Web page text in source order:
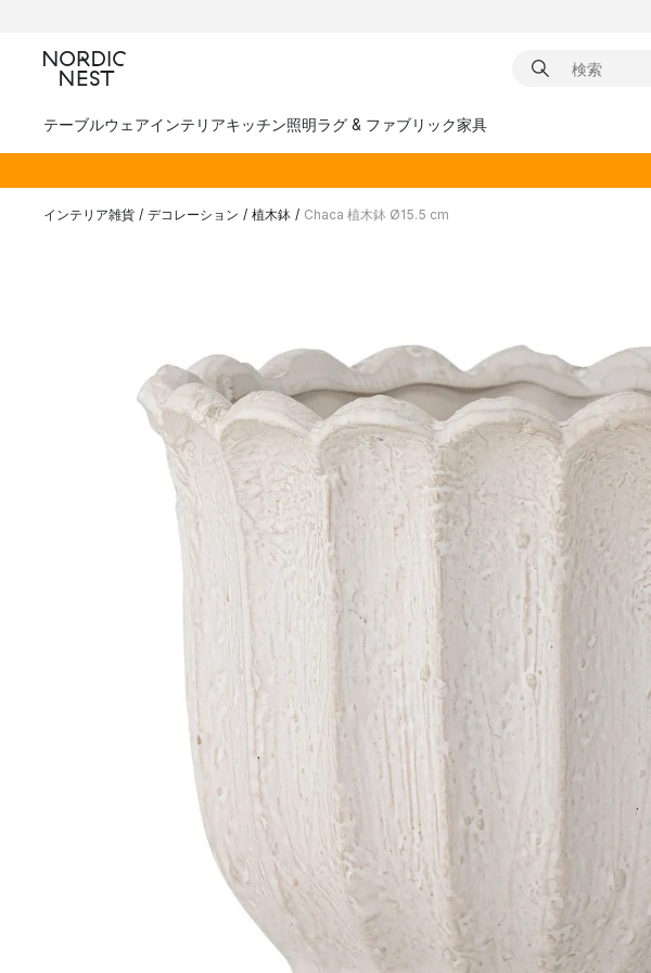
テーブルウェアインテリアキッチン照明ラグ & ファブリック家具
インテリア雑貨 / デコレーション / 植木鉢 / Chaca 植木鉢 Ø15.5 cm